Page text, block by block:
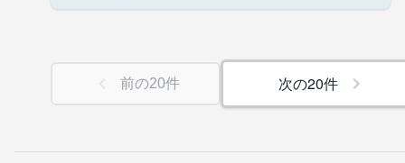
前の20件 次の20件